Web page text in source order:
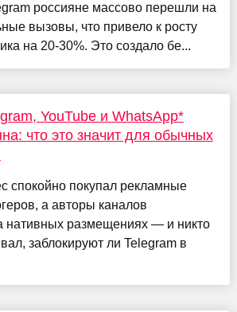
россияне массово перешли на
вызовы, что привело к росту
на 20-30%. Это создало бе...
YouTube и WhatsApp*
что это значит для обычных
спокойно покупал рекламные
а авторы каналов
нативных размещениях — и никто
заблокируют ли Telegram в